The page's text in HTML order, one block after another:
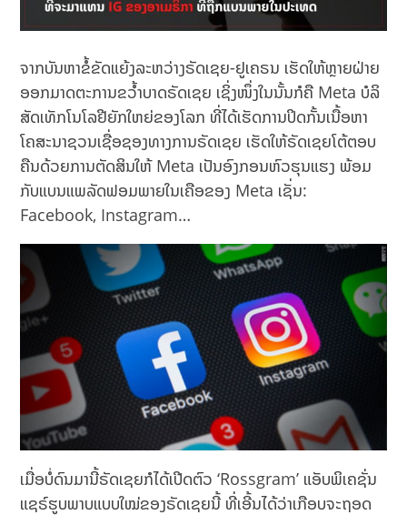
ຈາກບັນຫາຂໍ້ຂັດແຍ້ງລະຫວ່າງຣັດເຊຍ-ຢູເຄຣນ ເຮັດໃຫ້ຫຼາຍຝ່າຍ
ອອກມາດຕະການຂວໍ້າບາດຣັດເຊຍ ເຊິ່ງໜຶ່ງໃນນັ້ນກໍຄື Meta ບໍລິ
ສັດເທັກໂນໂລຢີຍັກໃຫຍ່ຂອງໂລກ ທີ່ໄດ້ເຮັດການປິດກັ້ນເນື້ອຫາ
ໂຄສະນາຊວນເຊື່ອຊອງທາງການຣັດເຊຍ ເຮັດໃຫ້ຣັດເຊຍໂຕ້ຕອບ
ຄືນດ້ວຍການຕັດສິນໃຫ້ Meta ເປັນອົງກອນຫົວຮຸນແຮງ ພ້ອມ
ກັບແບນແພລັດຟອມພາຍໃນເຄືອຂອງ Meta ເຊັ່ນ:
Facebook, Instagram…
ເມື່ອບໍ່ດົນມານີ້ຣັດເຊຍກໍໄດ້ເປີດຕົວ ‘Rossgram’ ແອັບພິເຄຊັ່ນ
ແຊຣ໌ຮູບພາບແບບໃໝ່ຂອງຣັດເຊຍນີ້ ທີ່ເອີ້ນໄດ້ວ່າເກືອບຈະຖອດ